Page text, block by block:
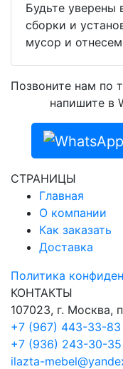
Будьте уверены
сборки и
мусор и
Позвоните нам по
напишите в
СТРАНИЦЫ
Главная
О компании
Как заказать
Доставка
Политика
КОНТАКТЫ
107023, г. Москва,
+7 (967) 443-33-83
+7 (936) 243-30-35
ilazta-